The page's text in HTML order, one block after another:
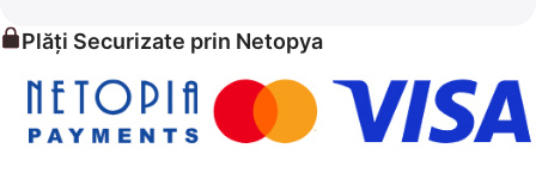
Plăți Securizate prin Netopya